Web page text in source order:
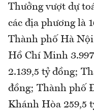
Thưởng vượt dự
các địa phương là
Thành phố Hà
Hồ Chí Minh
2.139,5 tỷ đồng;
đồng; Thành phố
Khánh Hòa 259,5